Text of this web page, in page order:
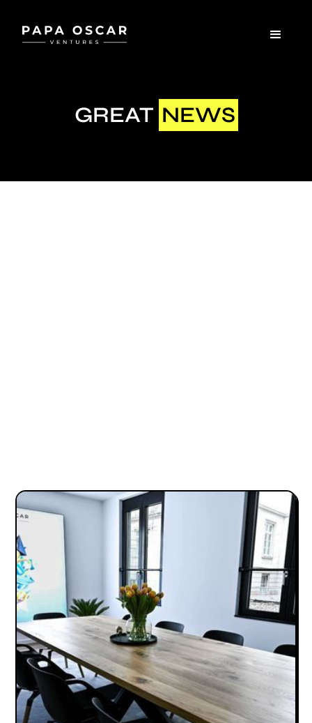
GREAT NEWS
FEBRUARY 1, 2021
NEUES HEADQUARTER: PAPA OSCAR WÄCHST
UND BEZIEHT NEUES HEADQUARTER NEBEN
DER DEUTSCHEN BANK
Neues Headquarter legt Fundament für
zukünftiges Wachstum und bietet Platz für
mehr als 30 Mitarbeiter
Wichtiger Schritt in Richtung „MULTIPLE brands
– ONE company“
2020 erfolgreichstes Jahr der
Unternehmensgeschichte